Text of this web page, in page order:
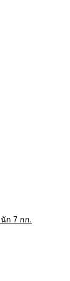
ก 7 กก.